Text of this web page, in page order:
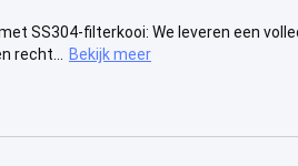
SS304-filterkooi: We leveren een
recht...
Bekijk meer